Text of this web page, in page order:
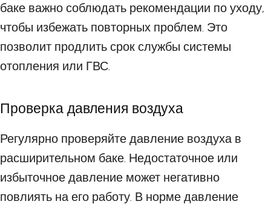
баке важно соблюдать рекомендации по уходу,
чтобы избежать повторных проблем. Это
позволит продлить срок службы системы
отопления или ГВС.
Проверка давления воздуха
Регулярно проверяйте давление воздуха в
расширительном баке. Недостаточное или
избыточное давление может негативно
повлиять на его работу. В норме давление